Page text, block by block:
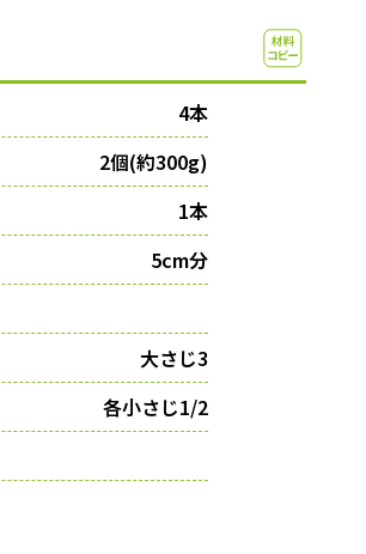
4本
2個(約300g)
1本
5cm分
大さじ3
各小さじ1/2